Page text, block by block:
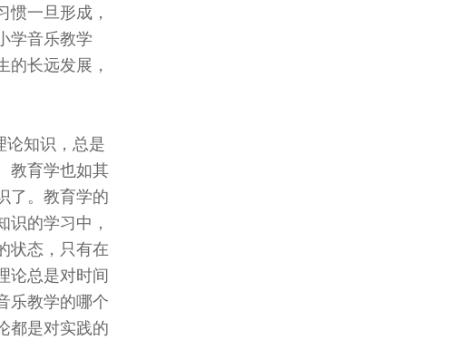
一旦形成，
学音乐教学
长远发展，
论知识，总是
教育学也如其
了。教育学的
的学习中，
状态，只有在
论总是对时间
乐教学的哪个
都是对实践的